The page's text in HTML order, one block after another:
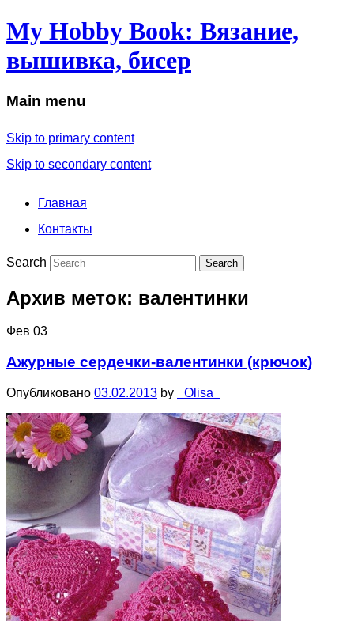
My Hobby Book: Вязание,
вышивка, бисер
Main menu
Skip to primary content
Skip to secondary content
Главная
Контакты
Search
Архив меток: валентинки
Фев 03
Ажурные сердечки-валентинки (крючок)
Опубликовано 03.02.2013 by _Olisa_